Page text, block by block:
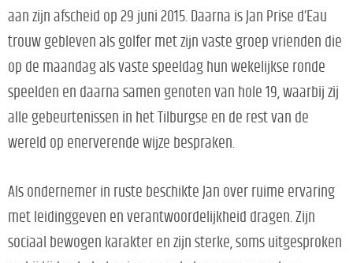
aan zijn afscheid op 29 juni 2015. Daarna is Jan Prise d’Eau
trouw gebleven als golfer met zijn vaste groep vrienden die
op de maandag als vaste speeldag hun wekelijkse ronde
speelden en daarna samen genoten van hole 19, waarbij zij
alle gebeurtenissen in het Tilburgse en de rest van de
wereld op enerverende wijze bespraken.
Als ondernemer in ruste beschikte Jan over ruime ervaring
met leidinggeven en verantwoordelijkheid dragen. Zijn
sociaal bewogen karakter en zijn sterke, soms uitgesproken